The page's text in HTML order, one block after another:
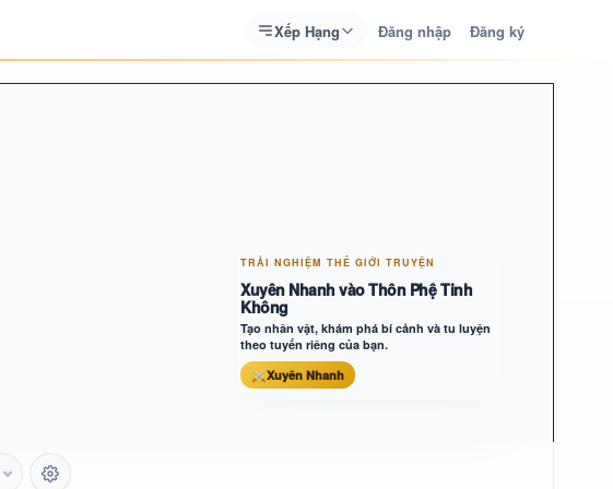
Xếp Hạng Đăng nhập Đăng ký
TRẢI NGHIỆM THẾ GIỚI TRUYỆN
Xuyên Nhanh vào Thôn Phệ Tinh
Không
Tạo nhân vật, khám phá bí cảnh và tu luyện
theo tuyến riêng của bạn.
⚔Xuyên Nhanh